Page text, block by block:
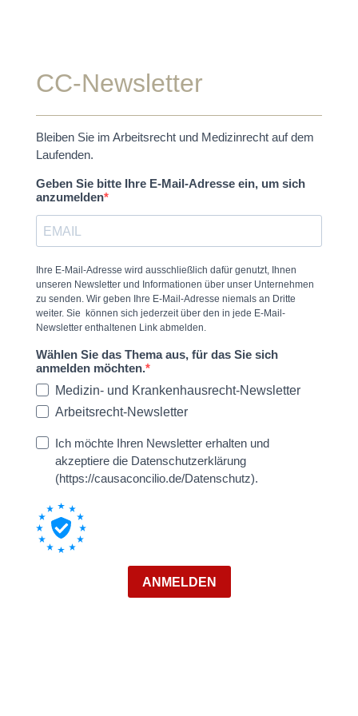
CC-Newsletter
Bleiben Sie im Arbeitsrecht und Medizinrecht auf dem
Laufenden.
Geben Sie bitte Ihre E-Mail-Adresse ein, um sich
anzumelden
Ihre E-Mail-Adresse wird ausschließlich dafür genutzt, Ihnen
unseren Newsletter und Informationen über unser Unternehmen
zu senden. Wir geben Ihre E-Mail-Adresse niemals an Dritte
weiter. Sie können sich jederzeit über den in jede E-Mail-
Newsletter enthaltenen Link abmelden.
Wählen Sie das Thema aus, für das Sie sich
anmelden möchten.
Medizin- und Krankenhausrecht-Newsletter
Arbeitsrecht-Newsletter
Ich möchte Ihren Newsletter erhalten und
akzeptiere die Datenschutzerklärung
(https://causaconcilio.de/Datenschutz).
ANMELDEN